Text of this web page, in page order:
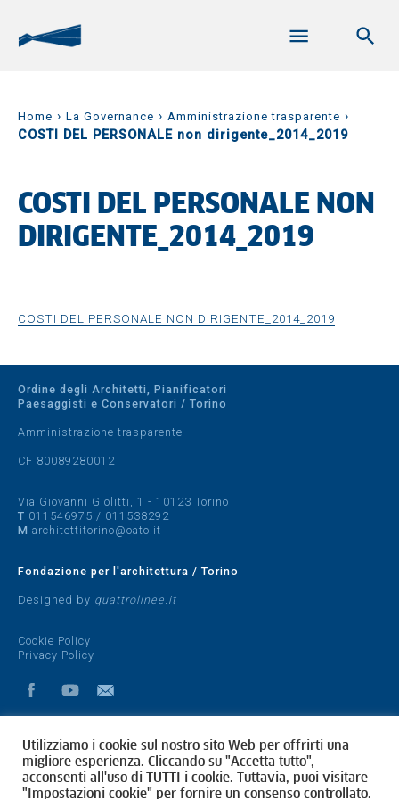
Home › La Governance › Amministrazione trasparente ›
COSTI DEL PERSONALE non dirigente_2014_2019
COSTI DEL PERSONALE NON
DIRIGENTE_2014_2019
COSTI DEL PERSONALE NON DIRIGENTE_2014_2019
Ordine degli Architetti, Pianificatori
Paesaggisti e Conservatori / Torino
Amministrazione trasparente
CF 80089280012
Via Giovanni Giolitti, 1 - 10123 Torino
T 011546975 / 011538292
M architettitorino@oato.it
Fondazione per l'architettura / Torino
Designed by quattrolinee.it
Cookie Policy
Privacy Policy
Utilizziamo i cookie sul nostro sito Web per offrirti una
migliore esperienza. Cliccando su "Accetta tutto",
acconsenti all'uso di TUTTI i cookie. Tuttavia, puoi visitare
"Impostazioni cookie" per fornire un consenso controllato.